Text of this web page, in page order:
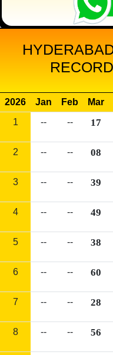
2026 Jan Feb Mar
1
-- -- 17
2 -- -- 08
3 -- -- 39
4 -- -- 49
5 -- -- 38
6 -- -- 60
7 -- -- 28
8 -- -- 56